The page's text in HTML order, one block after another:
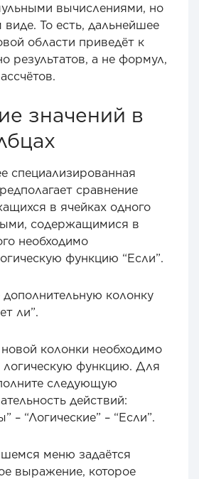
вычислениями, но
То есть, дальнейшее
области приведёт к
результатов, а не формул,
значений в
специализированная
сравнение
в ячейках одного
содержащимися в
необходимо
функцию “Если”.
дополнительную колонку
ли”.
колонки необходимо
логическую функцию. Для
следующую
действий:
– “Логические” – “Если”.
меню задаётся
выражение, которое